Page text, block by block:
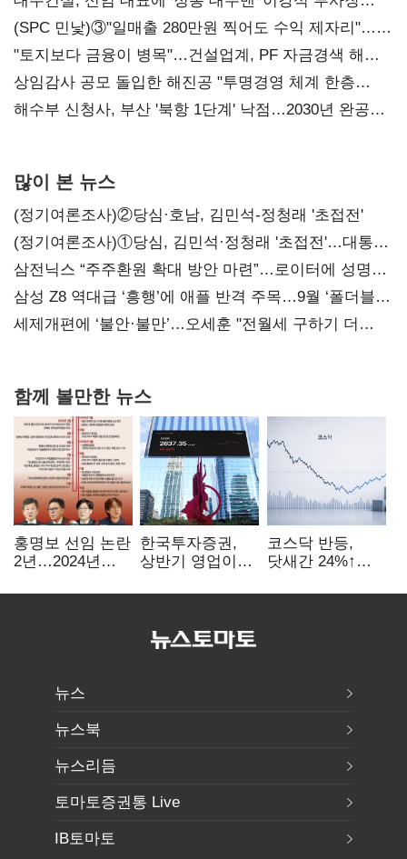
내정
(SPC 민낯)③"일매출 280만원 찍어도 수익 제자리"…
점주 울리는 '상시 할인'
"토지보다 금융이 병목"…건설업계, PF 자금경색 해소
목소리
상임감사 공모 돌입한 해진공 "투명경영 체계 한층
강화"
해수부 신청사, 부산 '북항 1단계' 낙점…2030년 완공
많이 본 뉴스
(정기여론조사)②당심·호남, 김민석-정청래 '초접전'
(정기여론조사)①당심, 김민석·정청래 '초접전'…대통령
지지도 '50% 아래로'(종합)
삼전닉스 “주주환원 확대 방안 마련”…로이터에 성명
보내
삼성 Z8 역대급 ‘흥행’에 애플 반격 주목…9월 ‘폴더블
대전’
세제개편에 ‘불안·불만’…오세훈 "전월세 구하기 더
함께 볼만한 뉴스
홍명보 선임 논란
2년…2024년
압색까지
한국투자증권,
상반기 영업이익
전년비 89.1%↑
코스닥 반등,
닷새간 24%↑…
언제
뉴스
뉴스북
뉴스리듬
토마토증권통 Live
IB토마토